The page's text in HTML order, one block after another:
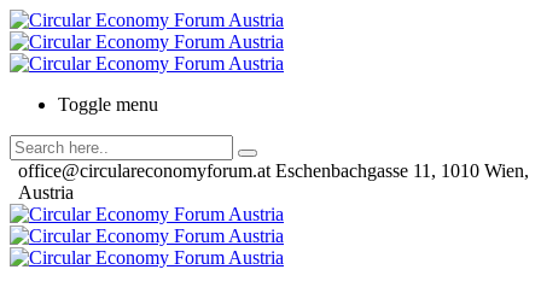
Toggle menu
office@circulareconomyforum.at Eschenbachgasse 11, 1010 Wien,
Austria